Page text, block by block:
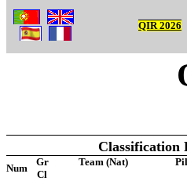
QIR 2026
Classification
Num
Gr Team (Nat)
Cl